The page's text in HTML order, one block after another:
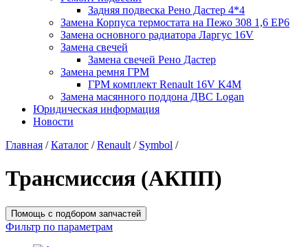
Задняя подвеска Рено Дастер 4*4
Замена Корпуса термостата на Пежо 308 1,6 EP6
Замена основного радиатора Ларгус 16V
Замена свечей
Замена свечей Рено Дастер
Замена ремня ГРМ
ГРМ комплект Renault 16V K4M
Замена масянного поддона ДВС Logan
Юридическая информация
Новости
Главная / Каталог / Renault / Symbol /
Трансмиссия (АКПП)
Помощь с подбором запчастей
Фильтр по параметрам